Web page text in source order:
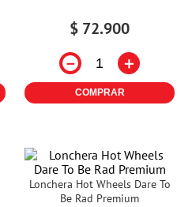
$ 72.900
－ ＋
COMPRAR
Lonchera Hot Wheels Dare To
Be Rad Premium